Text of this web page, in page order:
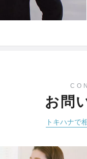
お問
トキハナで